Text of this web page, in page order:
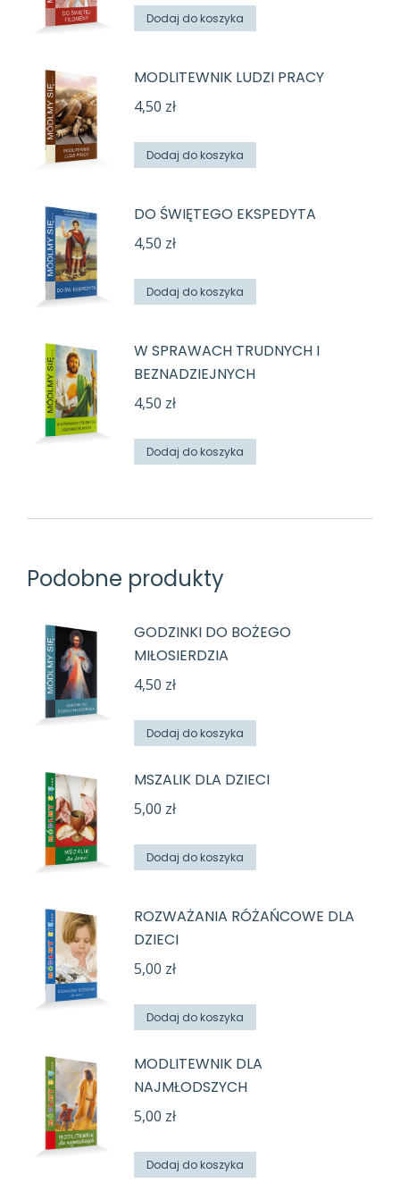
Dodaj do koszyka
MODLITEWNIK LUDZI PRACY
4,50 zł
Dodaj do koszyka
DO ŚWIĘTEGO EKSPEDYTA
4,50 zł
Dodaj do koszyka
W SPRAWACH TRUDNYCH I
BEZNADZIEJNYCH
4,50 zł
Dodaj do koszyka
Podobne produkty
GODZINKI DO BOŻEGO
MIŁOSIERDZIA
4,50 zł
Dodaj do koszyka
MSZALIK DLA DZIECI
5,00 zł
Dodaj do koszyka
ROZWAŻANIA RÓŻAŃCOWE DLA
DZIECI
5,00 zł
Dodaj do koszyka
MODLITEWNIK DLA
NAJMŁODSZYCH
5,00 zł
Dodaj do koszyka